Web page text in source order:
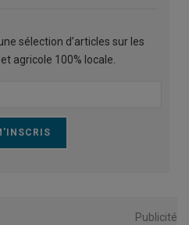
sélection d’articles sur les
agricole 100% locale.
Publicité